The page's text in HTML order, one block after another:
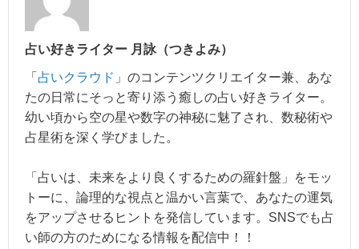
占い好きライター 月詠（つきよみ）
「 占いクラウド 」のコンテンツクリエイター兼、あな
たの日常にそっと寄り添う癒しの占い好きライター。
幼い頃から空の星や数字の神秘に魅了され、数秘術や
占星術を深く学びました。
「占いは、未来をより良くするための羅針盤」をモッ
トーに、論理的な視点と温かい言葉で、あなたの運気
をアップさせるヒントを発信しています。SNSでも占
い師の方のためになる情報を配信中！！